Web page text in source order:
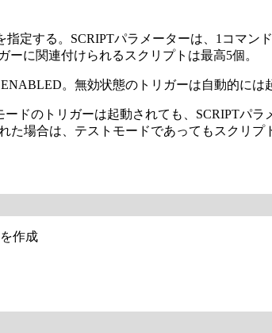
定する。SCRIPTパラメーターは、1コマン
に関連付けられるスクリプトは最高5個。
。無効状態のトリガーは自動的には
ドのトリガーは起動されても、SCRIPTパ
た場合は、テストモードであってもスクリプ
作成